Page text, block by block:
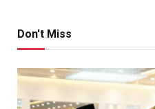
Don't Miss